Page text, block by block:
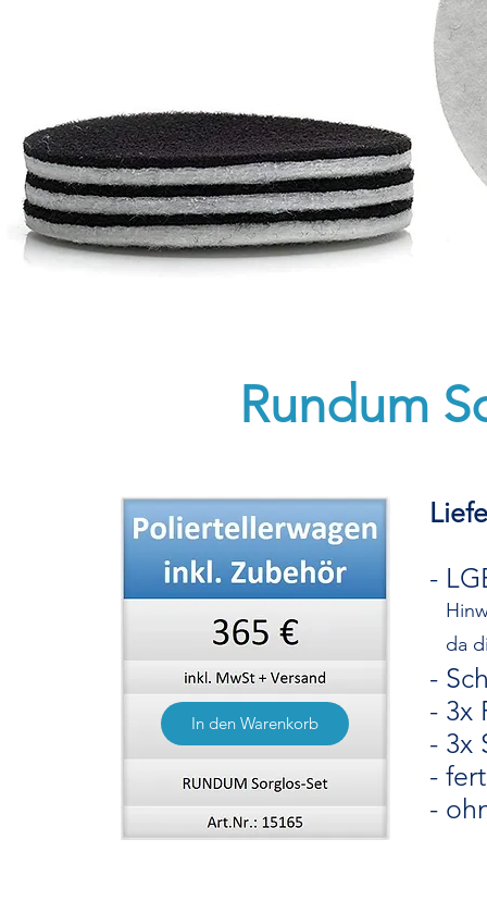
Rundum
In den Warenkorb
-
da
-
- 3x
- 3x
-
-